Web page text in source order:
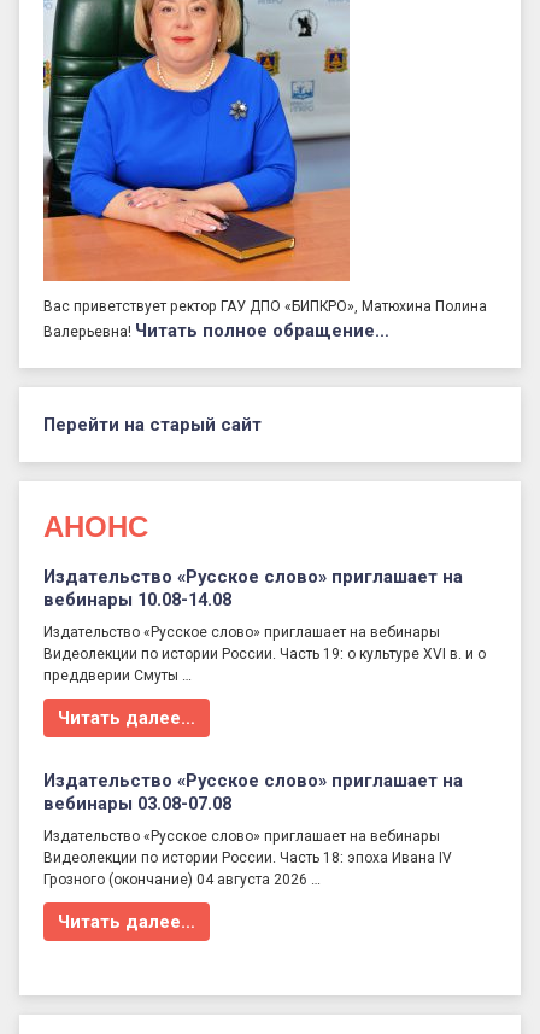
Вас приветствует ректор ГАУ ДПО «БИПКРО», Матюхина Полина
Валерьевна! Читать полное обращение…
Перейти на старый сайт
АНОНС
Издательство «Русское слово» приглашает на
вебинары 10.08-14.08
Издательство «Русское слово» приглашает на вебинары
Видеолекции по истории России. Часть 19: о культуре XVI в. и о
преддверии Смуты …
Читать далее…
Издательство «Русское слово» приглашает на
вебинары 03.08-07.08
Издательство «Русское слово» приглашает на вебинары
Видеолекции по истории России. Часть 18: эпоха Ивана IV
Грозного (окончание) 04 августа 2026 …
Читать далее…